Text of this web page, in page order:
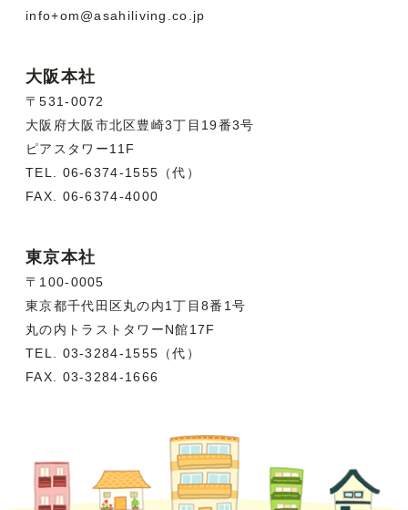
info+om@asahiliving.co.jp
大阪本社
〒531-0072
大阪府大阪市北区豊崎3丁目19番3号
ピアスタワー11F
TEL. 06-6374-1555（代）
FAX. 06-6374-4000
東京本社
〒100-0005
東京都千代田区丸の内1丁目8番1号
丸の内トラストタワーN館17F
TEL. 03-3284-1555（代）
FAX. 03-3284-1666